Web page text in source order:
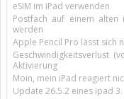
eSIM im iPad verwenden
Postfach auf einem alten
werden
Apple Pencil Pro lässt sich
Geschwindigkeitsverlust
Aktivierung
Moin, mein iPad reagiert
Update 26.5.2 eines ipad